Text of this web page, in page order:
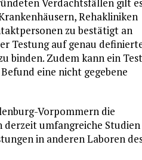
Rehakliniken
zu bestätigt an
Testung auf genau
binden. Zudem kann ein
eine nicht gegebene
Vorpommern die
umfangreiche
in anderen Laboren